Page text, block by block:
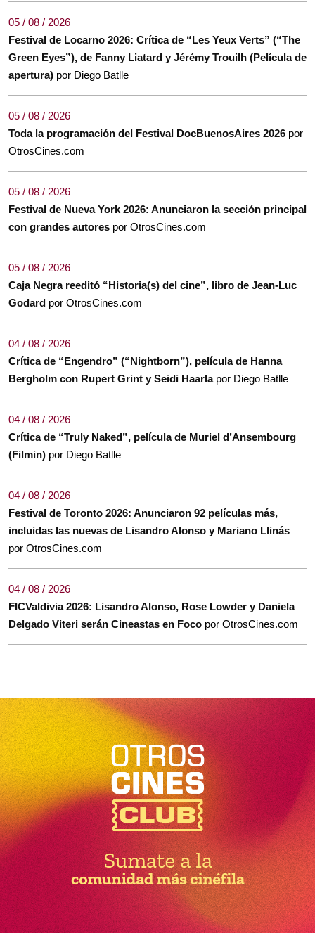
05 / 08 / 2026
Festival de Locarno 2026: Crítica de “Les Yeux Verts” (“The
Green Eyes”), de Fanny Liatard y Jérémy Trouilh (Película de
apertura) por Diego Batlle
05 / 08 / 2026
Toda la programación del Festival DocBuenosAires 2026 por
OtrosCines.com
05 / 08 / 2026
Festival de Nueva York 2026: Anunciaron la sección principal
con grandes autores por OtrosCines.com
05 / 08 / 2026
Caja Negra reeditó “Historia(s) del cine”, libro de Jean-Luc
Godard por OtrosCines.com
04 / 08 / 2026
Crítica de “Engendro” (“Nightborn”), película de Hanna
Bergholm con Rupert Grint y Seidi Haarla por Diego Batlle
04 / 08 / 2026
Crítica de “Truly Naked”, película de Muriel d’Ansembourg
(Filmin) por Diego Batlle
04 / 08 / 2026
Festival de Toronto 2026: Anunciaron 92 películas más,
incluidas las nuevas de Lisandro Alonso y Mariano Llinás
por OtrosCines.com
04 / 08 / 2026
FICValdivia 2026: Lisandro Alonso, Rose Lowder y Daniela
Delgado Viteri serán Cineastas en Foco por OtrosCines.com